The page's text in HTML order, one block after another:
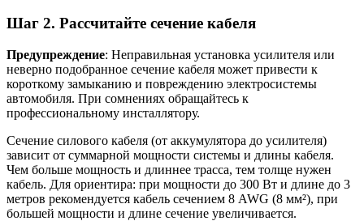
Шаг 2. Рассчитайте сечение кабеля
Предупреждение: Неправильная установка усилителя или
неверно подобранное сечение кабеля может привести к
короткому замыканию и повреждению электросистемы
автомобиля. При сомнениях обращайтесь к
профессиональному инсталлятору.
Сечение силового кабеля (от аккумулятора до усилителя)
зависит от суммарной мощности системы и длины кабеля.
Чем больше мощность и длиннее трасса, тем толще нужен
кабель. Для ориентира: при мощности до 300 Вт и длине до 3
метров рекомендуется кабель сечением 8 AWG (8 мм²), при
большей мощности и длине сечение увеличивается.